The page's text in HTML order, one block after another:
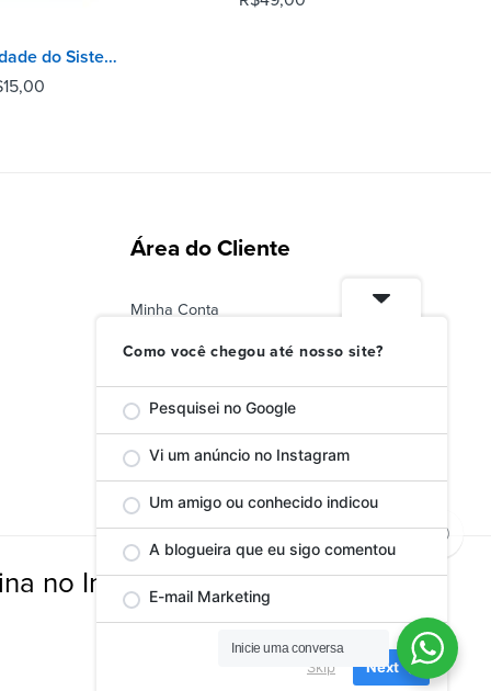
Sustentabilidade do Sistema Agroalimentar nos Cerrados
15,00
Área do Cliente
Minha Conta
Status do Pedido
Troca ou Devolução
no Instagram
Inicie uma conversa
Como você chegou até nosso site?
Pesquisei no Google
Vi um anúncio no Instagram
Um amigo ou conhecido indicou
A blogueira que eu sigo comentou
E-mail Marketing
Skip Next